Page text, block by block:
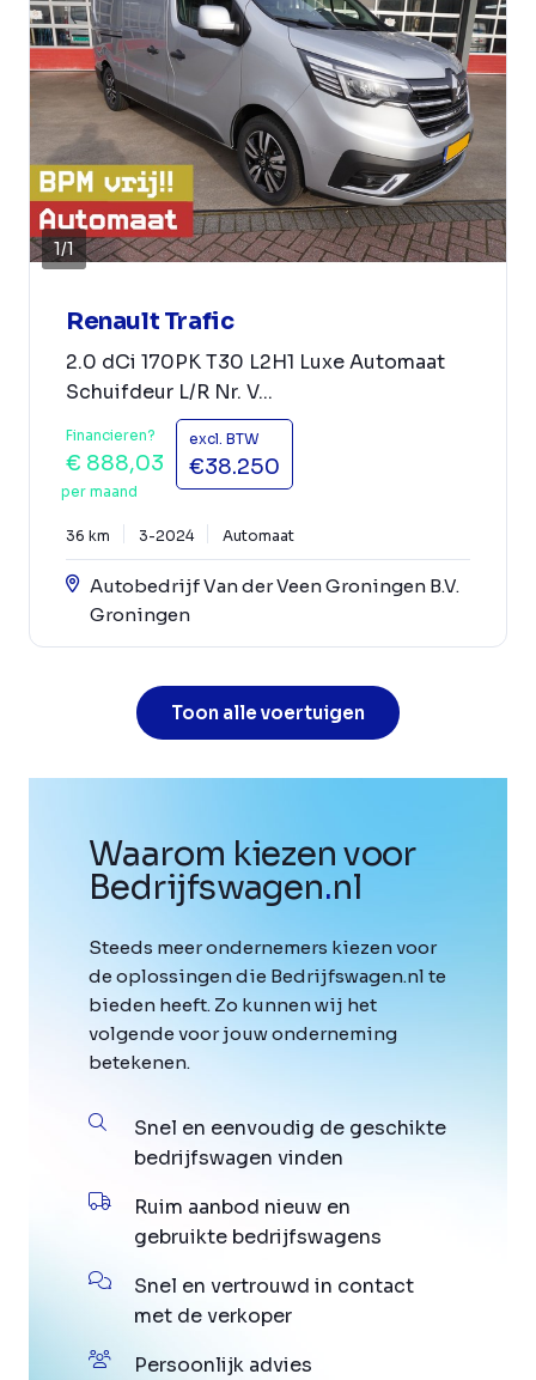
1/1
Renault Trafic
2.0 dCi 170PK T30 L2H1 Luxe Automaat
Schuifdeur L/R Nr. V...
Financieren?
€ 888,03
per maand
excl. BTW
€38.250
36 km 3-2024 Automaat
Autobedrijf Van der Veen Groningen B.V.
Groningen
Toon alle voertuigen
Waarom kiezen voor
Bedrijfswagen.nl
Steeds meer ondernemers kiezen voor
de oplossingen die Bedrijfswagen.nl te
bieden heeft. Zo kunnen wij het
volgende voor jouw onderneming
betekenen.
Snel en eenvoudig de geschikte
bedrijfswagen vinden
Ruim aanbod nieuw en
gebruikte bedrijfswagens
Snel en vertrouwd in contact
met de verkoper
Persoonlijk advies